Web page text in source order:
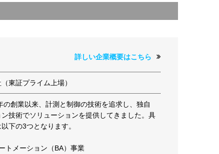
詳しい企業概要はこちら
東証プライム上場）
の創業以来、計測と制御の技術を追求し、独自
技術でソリューションを提供してきました。具
下の3つとなります。
トメーション（BA）事業